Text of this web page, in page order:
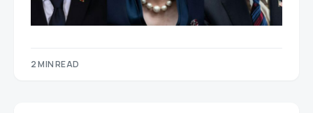
2 MIN READ